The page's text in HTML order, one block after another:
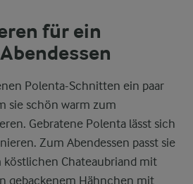
für ein
Polenta-Schnitten ein paar
sie schön warm zum
Gebratene Polenta lässt sich
Zum Abendessen passt sie
Chateaubriand mit
gebackenem Hähnchen mit